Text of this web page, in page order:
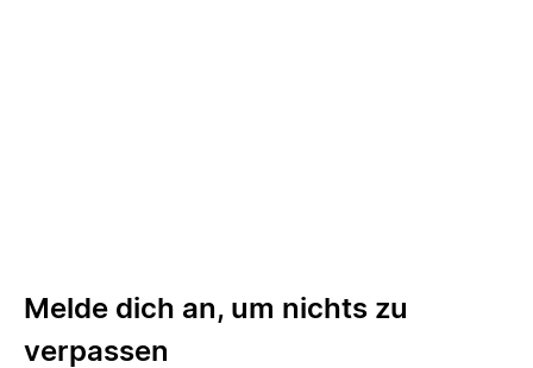
Melde dich an, um nichts zu
verpassen